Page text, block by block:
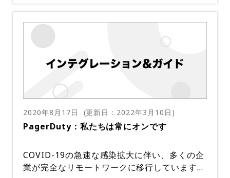
りませんが、今回のケースでは、複数の地域で
た。
ように、予防措置としてメジャーインシデント
対応を積極的に展開しています。対応者にタイ
ムリーに通知を行うために、PagerDutyのモ
バイルアプリを使用して、必要な関係者がどこ
にいようとも、即座に連絡を取るようにしてい
事をしている時に起きたので、私たちはSlack
とZoomを使って対応を調整しました。Pager
て、インシデント責任者、エキスパート、利害
ムを編成し、サンフランシスコ、トロント、ア
を3分以内に完了させました。
当社のインシデント責任者が対応を調整し、カ
スタマーサポートが内部と外部の情報更新を管
な手順を議論し、記録係が対応の進捗状況とコ
ミュニケーションを文書化しました。
トラフィックの急激な増加に対応できることを
した。
リモートインシデント対応の重要性
完全に遠隔地での作業環境でのこのような大規
デントを迅速に受任し、チームとして対応する
ことの重要性を浮き彫りにしました。PagerD
また、SlackやZoomのようなコラボレーショ
ンツールを利用して、インシデント発生時にリ
2020年8月17日 (更新日： 2022年3月10日 )
PagerDuty：私たちは常にオンです
COVID-19の急速な感染拡大に伴い、多くの企
業が完全なリモートワークに移行しています。